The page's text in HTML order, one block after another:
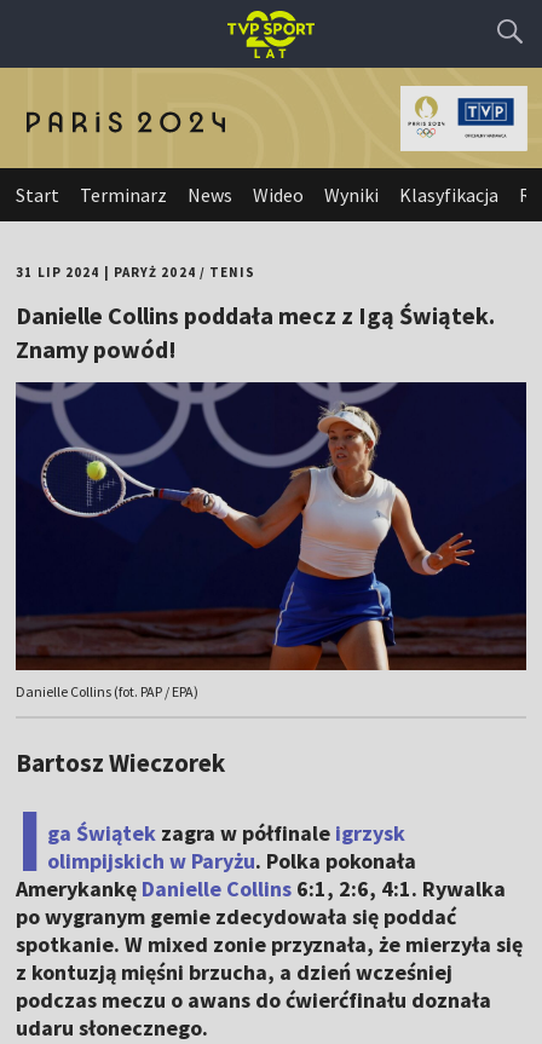
Start Terminarz News Wideo Wyniki Klasyfikacja
31 LIP 2024 PARYŻ 2024 / TENIS
Danielle Collins poddała mecz z Igą Świątek.
Znamy powód!
Danielle Collins (fot. PAP / EPA)
Bartosz Wieczorek
I ga Świątek zagra w półfinale igrzysk
olimpijskich w Paryżu. Polka pokonała
Amerykankę Danielle Collins 6:1, 2:6, 4:1. Rywalka
po wygranym gemie zdecydowała się poddać
spotkanie. W mixed zonie przyznała, że mierzyła się
z kontuzją mięśni brzucha, a dzień wcześniej
podczas meczu o awans do ćwierćfinału doznała
udaru słonecznego.